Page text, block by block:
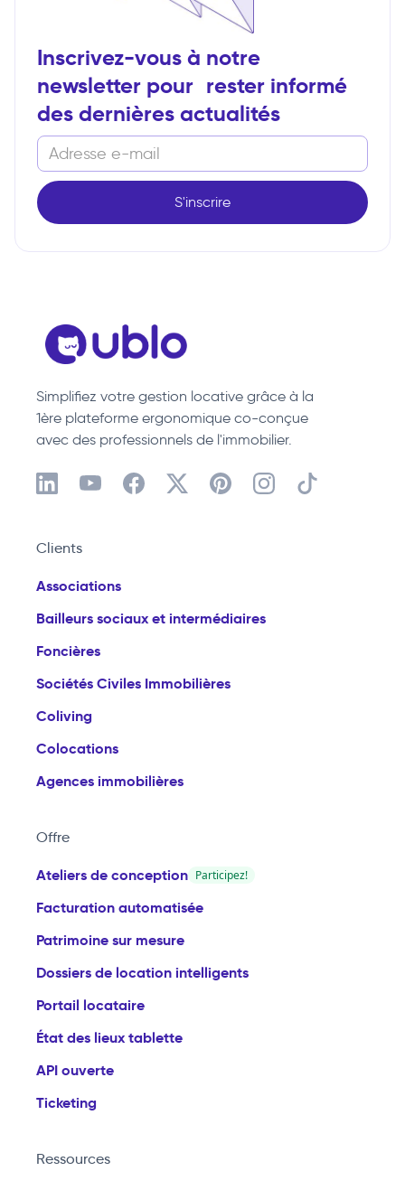
Inscrivez-vous à notre
newsletter pour rester informé
des dernières actualités
Simplifiez votre gestion locative grâce à la
1ère plateforme ergonomique co-conçue
avec des professionnels de l'immobilier.
Clients
Associations
Bailleurs sociaux et intermédiaires
Foncières
Sociétés Civiles Immobilières
Coliving
Colocations
Agences immobilières
Offre
Ateliers de conception Participez!
Facturation automatisée
Patrimoine sur mesure
Dossiers de location intelligents
Portail locataire
État des lieux tablette
API ouverte
Ticketing
Ressources